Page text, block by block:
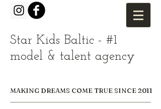
Star Kids Baltic - #1
model & talent agency
MAKING DREAMS COME TRUE SINCE 2011